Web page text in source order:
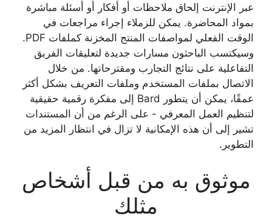
عبر الإنترنت إلحاق ملاحظات أو أفكار أو أسئلة مباشرة
بمواد المحاضرة. يمكن للزملاء إجراء مراجعات في
الوقت الفعلي لمواصفات المنتج المخزنة كملفات PDF.
وسيكتسب الباحثون مسارات جديدة لتعليقات الفريق
التفاعلية على نتائج التجارب ومقترحاتها. من خلال
الاتصال بملفات المستخدم وملفات التعريف بشكل أكثر
عمقًا، يمكن أن يتطور Bard إلى مفكرة رقمية حقيقية
لتنظيم العمل المعرفي - على الرغم من أن المستندات
تشير إلى أن هذه الإمكانية لا تزال في انتظار المزيد من
التطوير.
موثوق به من قبل أشخاص
مثلك